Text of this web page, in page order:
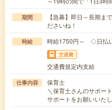
期間
【急募】即日～長期ま
ださいね！
時給 時給1750円～ ◇日払
交通費
交通費規定内支給
仕事内容
保育士
＼保育士さんのサポー
サポートをお願いい